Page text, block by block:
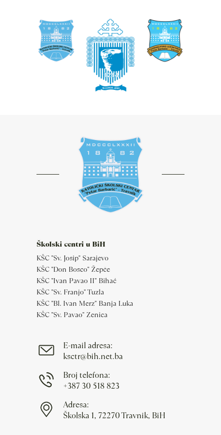
Školski centri u BiH
KŠC "Sv. Josip" Sarajevo
KŠC "Don Bosco" Žepče
KŠC "Ivan Pavao II" Bihać
KŠC "Sv. Franjo" Tuzla
KŠC "Bl. Ivan Merz" Banja Luka
KŠC "Sv. Pavao" Zenica
E-mail adresa:
ksctr@bih.net.ba
Broj telefona:
+387 30 518 823
Adresa:
Školska 1, 72270 Travnik, BiH